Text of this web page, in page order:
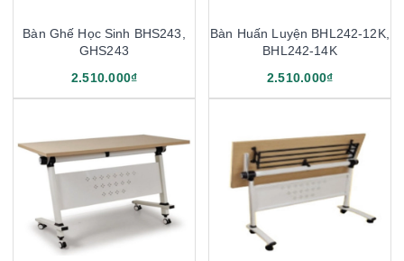
Bàn Ghế Học Sinh BHS243,
GHS243
2.510.000₫
Bàn Huấn Luyện BHL242-12K,
BHL242-14K
2.510.000₫